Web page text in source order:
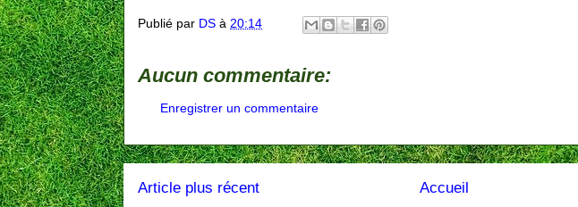
Publié par DS à 20:14
Aucun commentaire:
Enregistrer un commentaire
Article plus récent Accueil